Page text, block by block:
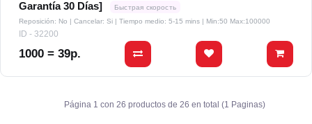
Garantía 30 Días]
Быстрая скорость
Reposición: No | Cancelar: Si | Tiempo medio: 5-15 mins
| Min:50 Max:100000
ID - 32200
1000 = 39р.
Página 1 con 26 productos de 26 en total (1 Paginas)